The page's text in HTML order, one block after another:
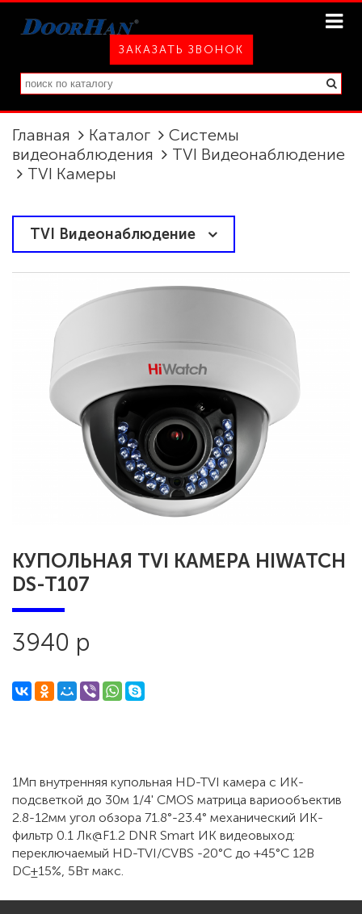
ЗАКАЗАТЬ ЗВОНОК
Главная Каталог
Системы
видеонаблюдения
TVI Видеонаблюдение
TVI Камеры
TVI Видеонаблюдение
TVI Камеры
TVI Регистраторы
КУПОЛЬНАЯ TVI КАМЕРА HIWATCH
DS-T107
3940 р
1Мп внутренняя купольная HD-TVI камера с ИК-
подсветкой до 30м 1/4' CMOS матрица вариообъектив
2.8-12мм угол обзора 71.8°-23.4° механический ИК-
фильтр 0.1 Лк@F1.2 DNR Smart ИК видеовыход:
переключаемый HD-TVI/CVBS -20°С до +45°С 12В
DC±15%, 5Вт макс.